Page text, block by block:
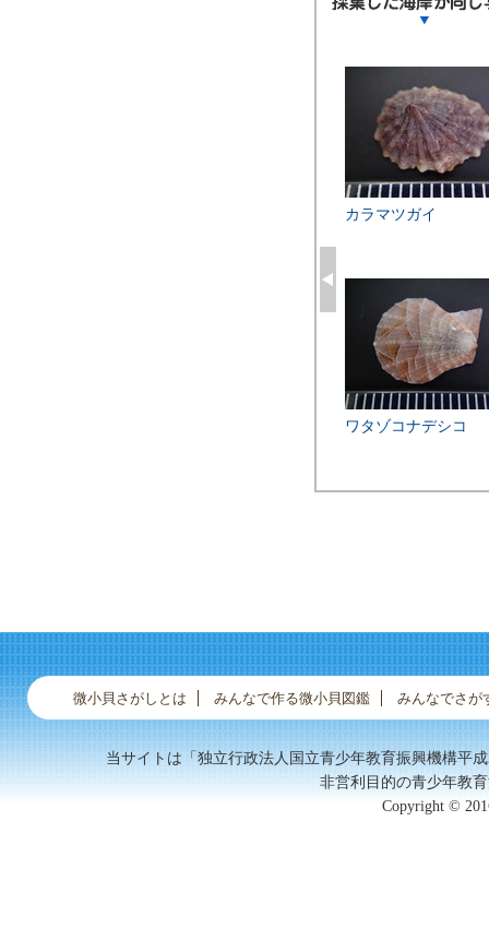
カラマツガイ
ワタゾコナデシコ
微小貝さがしとは みんなで作る微小貝図鑑 みんなでさが
当サイトは「独立行政法人国立青少年教育振興機構平
非営利目的の青少年教
Copyright ©